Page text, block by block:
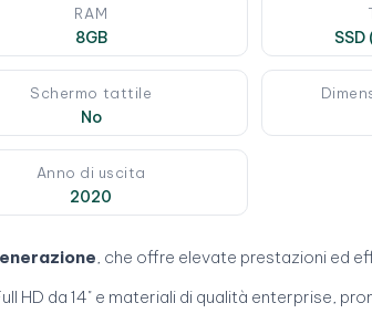
RAM
8GB
Schermo tattile
No
Anno di uscita
2020
, che offre elevate prestazioni ed
HD da 14" e materiali di qualità enterprise,